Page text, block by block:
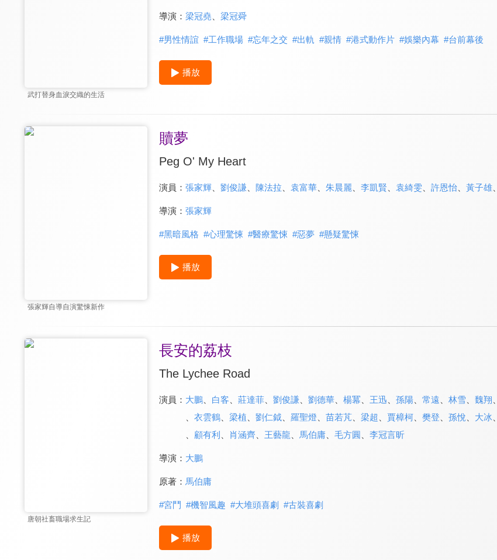
武打替身血淚交織的生活
導演： 梁冠堯 梁冠舜
#男性情誼 #工作職場 #忘年之交 #出軌 #親情 #港式動作片 #娛樂內幕 #台前幕後
播放
張家輝自導自演驚悚新作
贖夢
Peg O' My Heart
演員： 張家輝、 劉俊謙、 陳法拉 袁富華、 朱晨麗 李凱賢 袁綺雯 許恩怡、 黃子雄、
導演： 張家輝
#黑暗風格 #心理驚悚 #醫療驚悚 #惡夢 #懸疑驚悚
播放
唐朝社畜職場求生記
長安的荔枝
The Lychee Road
演員： 大鵬、 白客 莊達菲、 劉俊謙、 劉德華、 楊冪 王迅 孫陽、 常遠 林雪 魏翔
衣雲鶴、 梁植 劉仁鉞 羅聖燈、 苗若芃、 梁超 賈樟柯、 樊登 孫悅 大冰
顧有利 肖涵齊 王藝龍 馬伯庸、 毛方圓 李冠言昕
導演： 大鵬
原著： 馬伯庸
#宮鬥 #機智風趣 #大堆頭喜劇 #古裝喜劇
播放